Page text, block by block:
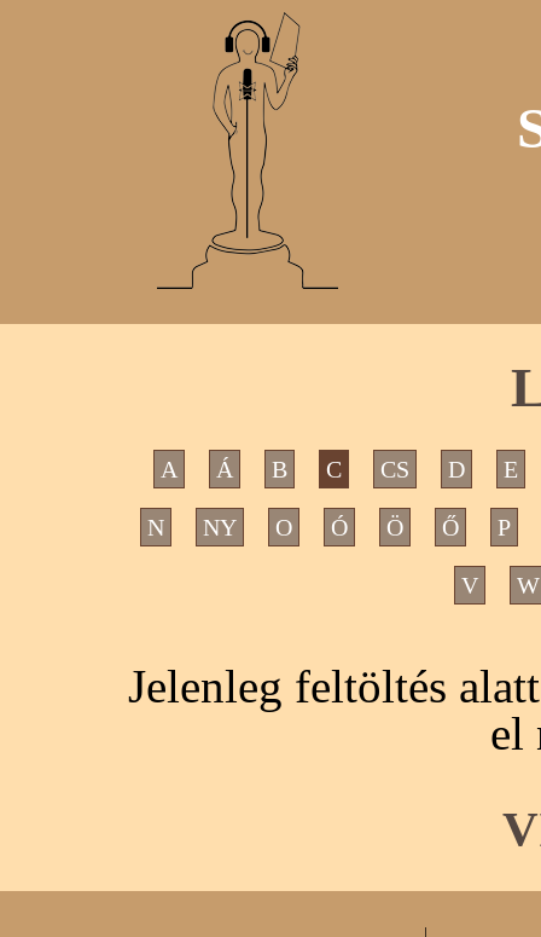
A Á B C CS D E
N NY O Ó Ö Ő P
V W
Jelenleg feltöltés
el